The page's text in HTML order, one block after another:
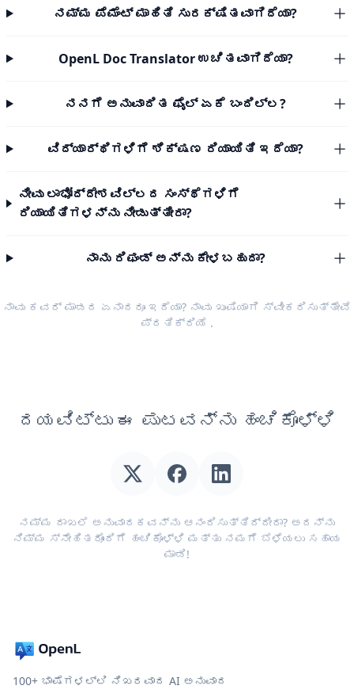
ನಮ್ಮ ಪೆಮೆಂಟ್ ಮಾಹಿತಿ ಸುರಕ್ಷಿತವಾಗಿದೆಯಾ?
OpenL Doc Translator ಉಚಿತವಾಗಿದೆಯಾ?
ನನಗೆ ಅನುವಾದಿತ ಫೈಲ್ ಏಕೆ ಬಂದಿಲ್ಲ?
ವಿದ್ಯಾರ್ಥಿಗಳಿಗೆ ಶಿಕ್ಷಣ ರಿಯಾಯಿತಿ ಇದೆಯಾ?
ನೀವು ಲಾಭೋದ್ದೇಶವಿಲ್ಲದ ಸಂಸ್ಥೆಗಳಿಗೆ
ರಿಯಾಯಿತಿಗಳನ್ನು ನೀಡುತ್ತೀರಾ?
ನಾನು ರಿಫಂಡ್ ಅನ್ನು ಕೇಳಬಹುದಾ?
ನಾವು ಕವರ್ ಮಾಡದ ಏನಾದರೂ ಇದೆಯಾ? ನಾವು ಖುಷಿಯಾಗಿ ಸ್ವೀಕರಿಸುತ್ತೇವೆ
ಪ್ರತಿಕ್ರಿಯೆ .
ದಯವಿಟ್ಟು ಈ ಪುಟವನ್ನು ಹಂಚಿಕೊಳ್ಳಿ
ನಮ್ಮ ದಾಖಲೆ ಅನುವಾದಕವನ್ನು ಆನಂದಿಸುತ್ತಿದ್ದೀರಾ? ಅದನ್ನು
ನಿಮ್ಮ ಸ್ನೇಹಿತರೊಂದಿಗೆ ಹಂಚಿಕೊಳ್ಳಿ ಮತ್ತು ನಮಗೆ ಬೆಳೆಯಲು ಸಹಾಯ
ಮಾಡಿ!
100+ ಭಾಷೆಗಳಲ್ಲಿ ನಿಖರವಾದ AI ಅನುವಾದ